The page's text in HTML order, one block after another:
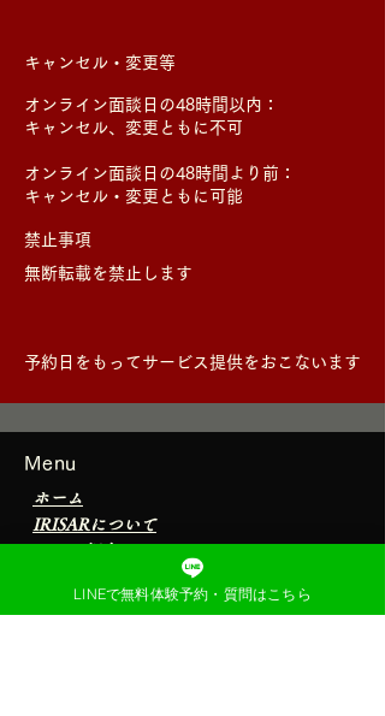
キャンセル・変更等
オンライン面談日の48時間以内：
キャンセル、変更ともに不可
オンライン面談日の48時間より前：
キャンセル・変更ともに可能
禁止事項
無断転載を禁止します
予約日をもってサービス提供をおこないます
Menu
ホーム
IRISARについて
​個人分析
LINEで無料体験予約・質問はこちら